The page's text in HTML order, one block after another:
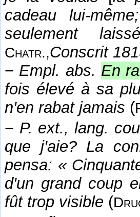
cadeau lui-
seulement
Chatr.,Conscrit
− Empl. abs. En
fois élevé à sa
n'en rabat jamais (
− P. ext., lang.
que j'aie? La
pensa: «
d'un grand coup
fût trop visible (